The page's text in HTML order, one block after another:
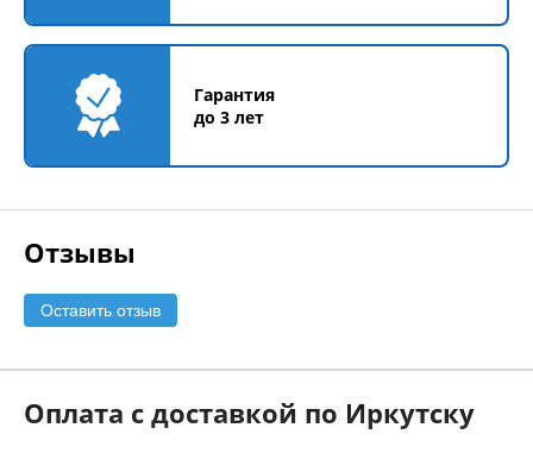
Гарантия
до 3 лет
Отзывы
Оставить отзыв
Оплата с доставкой по Иркутску